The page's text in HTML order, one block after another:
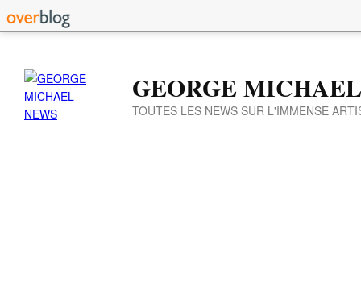
GEORGE
TOUTES LES NEWS SUR L'IMMENSE